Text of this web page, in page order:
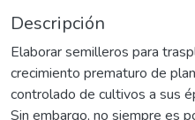
Descripción
Elaborar semilleros para
crecimiento prematuro de
controlado de cultivos a sus
Sin embargo, no siempre es